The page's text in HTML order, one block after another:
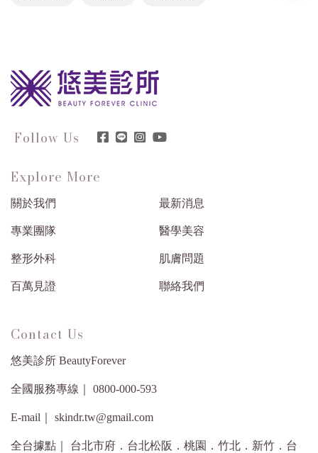
Follow Us
Explore More
關於我們 最新消息
專業團隊 醫學美容
整形外科 肌膚問題
百萬見證 聯絡我們
Contact Us
悠美診所 BeautyForever
全國服務專線｜ 0800-000-593
E-mail｜ skindr.tw@gmail.com
全台據點｜ 台北市府．台北松阪．桃園．竹北．新竹．台